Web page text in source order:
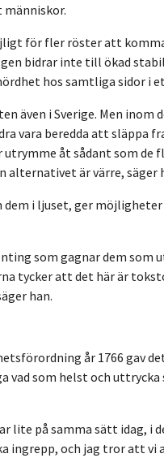
för fler röster att
bidrar inte till ökad
hos samtliga sidor i
även i Sverige. Men inom
vara beredda att släppa
åt sådant som de
alternativet är värre, säger
i ljuset, ger
som gagnar dem som
tycker att det här är
han.
år 1766 gav
vad som helst och
lite på samma sätt idag, i
ingrepp, och jag tror att vi